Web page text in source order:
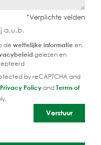
a.u.b.
de wettelijke informatie en
gelezen en
by reCAPTCHA and
Privacy PolicyandTerms of